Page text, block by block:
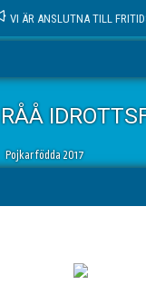
VI ÄR ANSLUTNA TILL
RÅÅ
Pojkar födda 2017